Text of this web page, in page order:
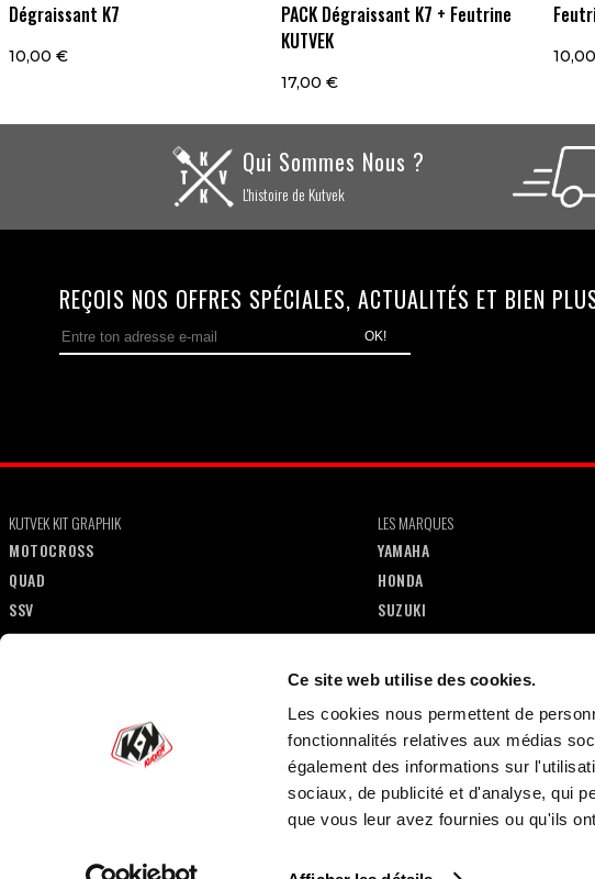
Ce site web utilise des cookies.
Les cookies nous permettent de
fonctionnalités relatives aux médias
également des informations sur
sociaux, de publicité et d'analyse, qui
que vous leur avez fournies ou qu'ils
Dégraissant K7
10,00 €
PACK Dégraissant K7 + Feutrine
KUTVEK
17,00 €
Qui Sommes Nous ?
L'histoire de Kutvek
REÇOIS NOS OFFRES SPÉCIALES, ACTUALITÉS ET BIEN
OK!
KUTVEK KIT GRAPHIK
MOTOCROSS
QUAD
SSV
50CC
LES MARQUES
YAMAHA
HONDA
SUZUKI
KTM
KAWASAKI
SHERCO
GASGAS
POLARIS
CAN-AM